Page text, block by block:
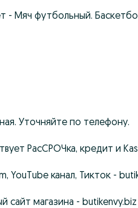
- Мяч футбольный.
Уточняйте по телефону.
РасСРОЧка, кредит и
YouTube канал, Тикток -
сайт магазина - butikenvy.biz